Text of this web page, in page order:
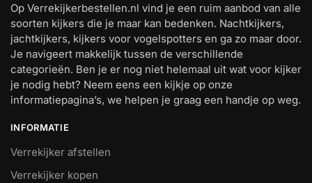
Op Verrekijkerbestellen.nl vind je een ruim aanbod van alle
soorten kijkers die je maar kan bedenken. Nachtkijkers,
jachtkijkers, kijkers voor vogelspotters en ga zo maar door.
Je navigeert makkelijk tussen de verschillende
categorieën. Ben je er nog niet helemaal uit wat voor kijker
je nodig hebt? Neem eens een kijkje op onze
informatiepagina’s, we helpen je graag een handje op weg.
INFORMATIE
Verrekijker afstellen
Verrekijker kopen